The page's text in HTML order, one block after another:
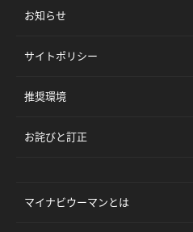
お知らせ
サイトポリシー
推奨環境
お詫びと訂正
マイナビウーマンとは